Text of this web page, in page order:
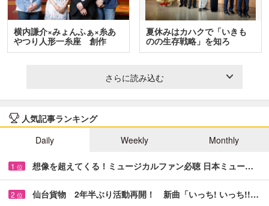
横内謙介×みょんふぁ×糸あ
やつり人形一糸座 創作
人…
夏休みはカハクで「いきも
のの生存戦略」を知ろ
う！ …
さらに読み込む
人気記事ランキング
Daily
Weekly Monthly
1 位 想像を超えてくる！ミュージカルファン必聴 日本ミュー…
2 位 仙台貨物 2年半ぶり活動再開！ 新曲「いっち! いっち!!…